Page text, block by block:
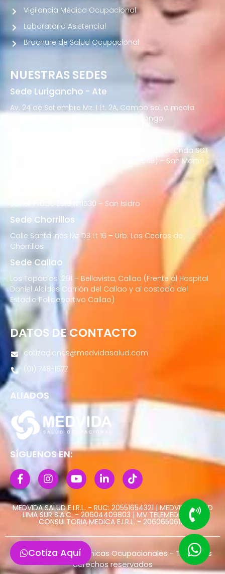
NUESTRAS SEDES
Sede Lurigancho - Ate
Av. 24 de Setiembre Mz. I Lt. 2A, Campo sol, a media
cuadra del Paradero Cabana, Carapongo.
Av. Francisco Bolognesi Nro. 101 Urb. Mesa Redonda SCT
02 (Esquina con Av. Gerardo Unger 7049) – San Martin
Javier Prado Este N°1530 – San Isidro
Sede Chorrillos
Calle Santa Inés Mz D3 Lt 16 – Urb. Los Cedros de
Chorrillos
Sede Callao
Los Topacios 1291 – Bellavista, Callao (Frente al Hospital
Daniel Alcides Carrión del Callao y al costado del
Estadio Polideportivo Callao)
Vigilancia Médica Ocupacional
Laboratorio Asistencial
Brochure de Salud Ocupacional
DATOS DE CONTACTO
cotizaciones@medvidasalud.com
(01) 748-1577
ALIADOS
SÍGUENOS EN:
MEDVIDA SALUD E.I.R.L. - RUC: 20551654321 | MEDVIDA SALUD
LIMA SUR S.A.C. - 20604409803 | MV TELEMEDICINA Y
CONSULTORIA MEDICA E.I.R.L. - 20606506113
@ Copyright 2022 Clinicas Ocupacionales - Todos los
derechos reservados
Cotiza Aquí